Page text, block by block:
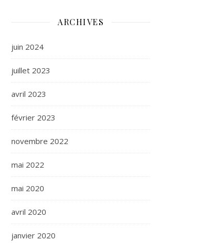
ARCHIVES
juin 2024
juillet 2023
avril 2023
février 2023
novembre 2022
mai 2022
mai 2020
avril 2020
janvier 2020